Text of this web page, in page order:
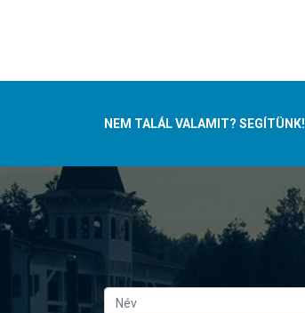
NEM TALÁL VALAMIT? SEGÍTÜNK!